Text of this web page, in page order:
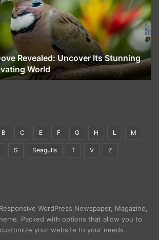
Revealed: Uncover Its Stunning
World
B C E F G H L M
S Seagulls T V Z
WordPress Newspaper, Magazine,
Packed with options that allow you to
your website to your needs.